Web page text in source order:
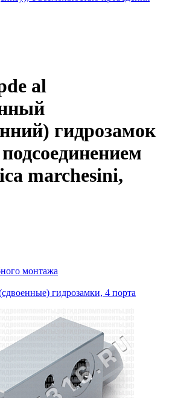
al
гидрозамок
marchesini,
монтажа
гидрозамки, 4 порта